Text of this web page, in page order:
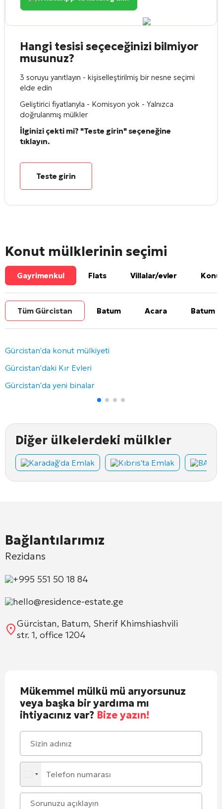
Hangi tesisi seçeceğinizi bilmiyor
musunuz?
3 soruyu yanıtlayın - kişiselleştirilmiş bir nesne seçimi
elde edin
Geliştirici fiyatlarıyla - Komisyon yok - Yalnızca
doğrulanmış mülkler
İlginizi çekti mi? "Teste girin" seçeneğine
tıklayın.
Teste girin
Konut mülklerinin seçimi
Gayrimenkul Flats Villalar/evler
Tüm Gürcistan Batum Acara Batum
Gürcistan'da konut mülkiyeti
Gürcistan'daki Kır Evleri
Gürcistan'da yeni binalar
Diğer ülkelerdeki mülkler
Karadağ'da Emlak Kıbrıs'ta Emlak
Bağlantılarımız
Rezidans
+995 551 50 18 84
hello@residence-estate.ge
Gürcistan, Batum, Sherif Khimshiashvili
str. 1, office 1204
Mükemmel mülkü mü arıyorsunuz
veya başka bir yardıma mı
ihtiyacınız var? Bize yazın!